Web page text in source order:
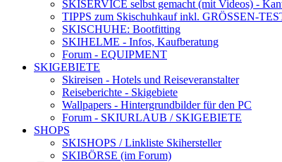
SKISERVICE selbst gemacht (mit Videos) -
TIPPS zum Skischuhkaufinkl. GRÖSSEN-
SKISCHUHE: Bootfitting
SKIHELME - Infos, Kaufberatung
Forum - EQUIPMENT
SKIGEBIETE
Skireisen - Hotels und Reiseveranstalter
Reiseberichte - Skigebiete
Wallpapers - Hintergrundbilder für den PC
Forum - SKIURLAUB / SKIGEBIETE
SHOPS
SKISHOPS / Linkliste Skihersteller
SKIBÖRSE (im Forum)